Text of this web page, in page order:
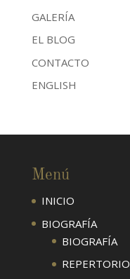
GALERÍA
EL BLOG
CONTACTO
ENGLISH
Menú
INICIO
BIOGRAFÍA
BIOGRAFÍA
REPERTORIO